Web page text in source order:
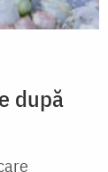
după